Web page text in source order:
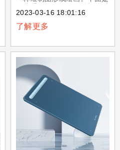
你有所帮助：安装驱动程序：
手绘板的第一步是安装相应的
驱动程序。XPPen官网会提
官网上找到相应的驱动程序。
安装驱动程序之前需要先将手
绘板接入电脑。
2023-03-16 18:01:16
了解更多